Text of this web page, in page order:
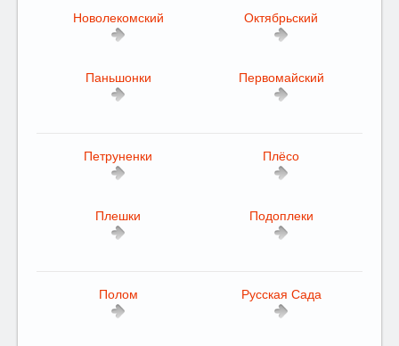
Новолекомский Октябрьский
Паньшонки Первомайский
Петруненки Плёсо
Плешки Подоплеки
Полом Русская Сада